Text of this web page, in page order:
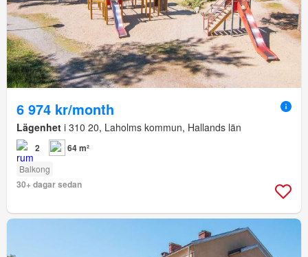
6 974 kr/month
Lägenhet i 310 20, Laholms kommun, Hallands län
2 64 m²
Balkong
30+ dagar sedan